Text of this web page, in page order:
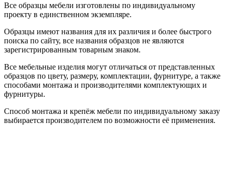
Все образцы мебели изготовлены по индивидуальному
проекту в единственном экземпляре.
Образцы имеют названия для их различия и более быстрого
поиска по сайту, все названия образцов не являются
зарегистрированным товарным знаком.
Все мебельные изделия могут отличаться от представленных
образцов по цвету, размеру, комплектации, фурнитуре, а также
способами монтажа и производителями комплектующих и
фурнитуры.
Способ монтажа и крепёж мебели по индивидуальному заказу
выбирается производителем по возможности её применения.